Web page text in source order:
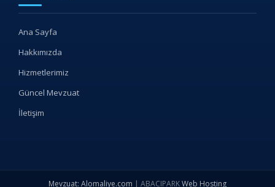
Ana Sayfa
Hakkımızda
Hizmetlerimiz
Güncel Mevzuat
İletişim
Mevzuat: Alomaliye.com | ABACIPARKWeb Hosting